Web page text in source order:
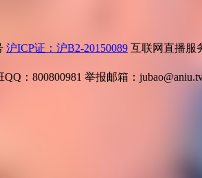
沪ICP证：沪B2-20150089 互联网直播服
：800800981 举报邮箱：